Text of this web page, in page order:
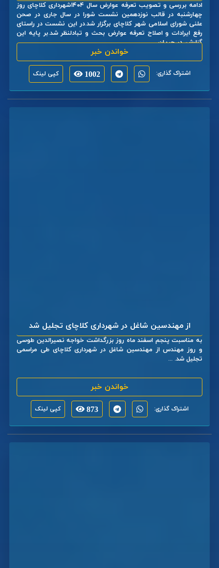
ادامه بررسی و تصویب تعرفه عوارض سال ۱۴۰۴شهرداری کلاچای روز
چهارشنبه در قالب نوزدهمین نشست شورا در سال جاری در صحن
علنی شورای اسلامی شهر کلاچای برگزار شد.در این نشست در راستای
رفع ایرادات و اصلاح تعرفه عوارض بحث و تبادلنظر شد.بر پایه این
گزارش، در جریان ...
خواندن خبر
اشتراک گذاری: 1002 کپی لینک
از مهندسین شاغل در شهرداری کلاچای تجلیل شد
به مناسبت پنجم اسفند ماه روز بزرگداشت خواجه نصیرالدین طوسی
و روز مهندس از مهندسین شاغل در شهرداری کلاچای طی مراسمی
تجلیل شد. ...
خواندن خبر
اشتراک گذاری: 873 کپی لینک